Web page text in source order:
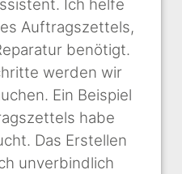
Ich helfe
Auftragszettels,
benötigt.
werden wir
Ein Beispiel
habe
Das Erstellen
unverbindlich